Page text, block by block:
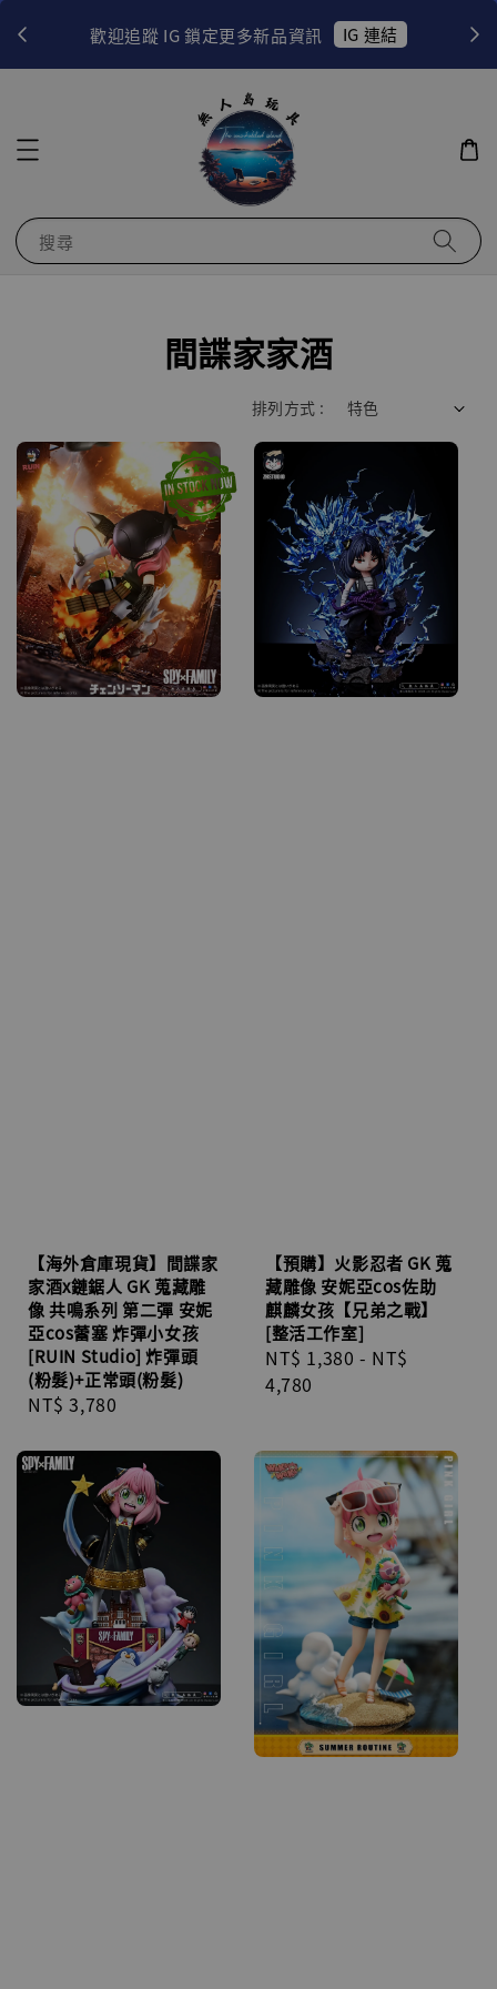
歡迎追蹤 IG 鎖定更多新品資訊 IG 連結
搜尋
間諜家家酒
排列方式 :
【海外倉庫現貨】間諜家
家酒x鏈鋸人 GK 蒐藏雕
像 共鳴系列 第二彈 安妮
亞cos蕾塞 炸彈小女孩
[RUIN Studio] 炸彈頭
(粉髮)+正常頭(粉髮)
Regular
NT$ 3,780
【預購】火影忍者 GK 蒐
藏雕像 安妮亞cos佐助
麒麟女孩【兄弟之戰】
[整活工作室]
Regular
price
NT$ 1,380 - NT$
4,780